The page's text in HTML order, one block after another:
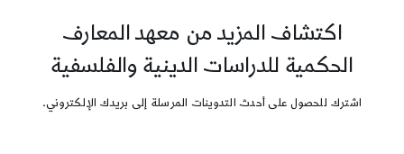
اكتشاف المزيد من معهد المعارف
الحكمية للدراسات الدينية والفلسفية
اشترك للحصول على أحدث التدوينات المرسلة إلى بريدك الإلكتروني.